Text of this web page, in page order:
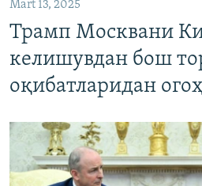
Mart 13, 2025
Трамп Москвани
келишувдан бош
оқибатларидан